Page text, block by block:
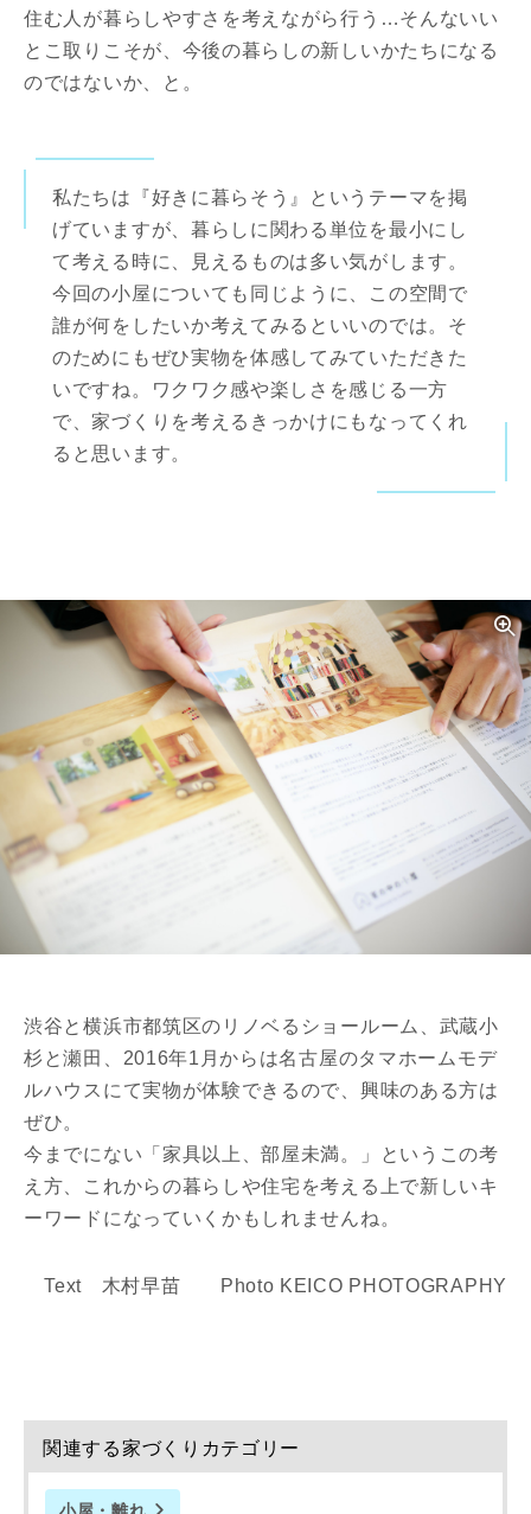
住む人が暮らしやすさを考えながら行う…そんないい
とこ取りこそが、今後の暮らしの新しいかたちになる
のではないか、と。
私たちは『好きに暮らそう』というテーマを掲
げていますが、暮らしに関わる単位を最小にし
て考える時に、見えるものは多い気がします。
今回の小屋についても同じように、この空間で
誰が何をしたいか考えてみるといいのでは。そ
のためにもぜひ実物を体感してみていただきた
いですね。ワクワク感や楽しさを感じる一方
で、家づくりを考えるきっかけにもなってくれ
ると思います。
渋谷と横浜市都筑区のリノベるショールーム、武蔵小
杉と瀬田、2016年1月からは名古屋のタマホームモデ
ルハウスにて実物が体験できるので、興味のある方は
ぜひ。
今までにない「家具以上、部屋未満。」というこの考
え方、これからの暮らしや住宅を考える上で新しいキ
ーワードになっていくかもしれませんね。
Text 木村早苗 Photo KEICO PHOTOGRAPHY
関連する家づくりカテゴリー